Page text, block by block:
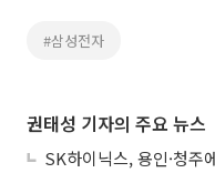
#삼성전자
권태성 기자의 주요 뉴스